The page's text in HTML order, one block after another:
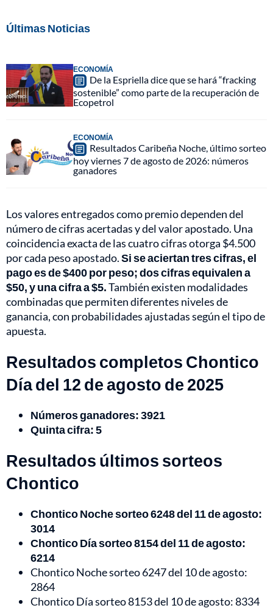
Últimas Noticias
ECONOMÍA
De la Espriella dice que se hará “fracking
sostenible” como parte de la recuperación de
Ecopetrol
ECONOMÍA
Resultados Caribeña Noche, último sorteo
hoy viernes 7 de agosto de 2026: números
ganadores
Los valores entregados como premio dependen del
número de cifras acertadas y del valor apostado. Una
coincidencia exacta de las cuatro cifras otorga $4.500
por cada peso apostado.Si se aciertan tres cifras, el
pago es de $400 por peso; dos cifras equivalen a
$50, y una cifra a $5.También existen modalidades
combinadas que permiten diferentes niveles de
ganancia, con probabilidades ajustadas según el tipo de
apuesta.
Resultados completos Chontico
Día del 12 de agosto de 2025
Números ganadores: 3921
Quinta cifra: 5
Resultados últimos sorteos
Chontico
Chontico Noche sorteo 6248 del 11 de agosto:
3014
Chontico Día sorteo 8154 del 11 de agosto:
6214
Chontico Noche sorteo 6247 del 10 de agosto:
2864
Chontico Día sorteo 8153 del 10 de agosto: 8334